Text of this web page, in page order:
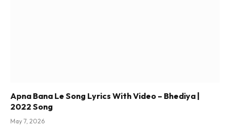
Apna Bana Le Song Lyrics With Video – Bhediya |
2022 Song
May 7, 2026